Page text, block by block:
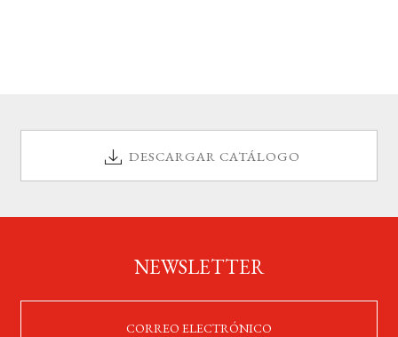
DESCARGAR CATÁLOGO
NEWSLETTER